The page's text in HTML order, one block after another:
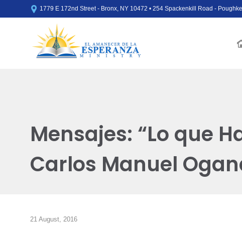
 1779 E 172nd Street - Bronx, NY 10472 • 254 Spackenkill Road -
Mensajes: “Lo que
Carlos Manuel
21 August, 2016